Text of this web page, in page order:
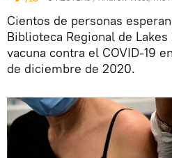
Cientos de personas
Biblioteca Regional de
vacuna contra el COVID-19
de diciembre de 2020.